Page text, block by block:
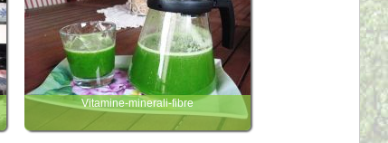
Vitamine-minerali-fibre